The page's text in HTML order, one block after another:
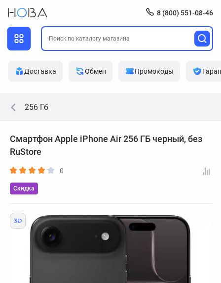
8 (800) 551-08-46
Доставка Обмен Промокоды
256 Гб
Смартфон Apple iPhone Air 256 ГБ черный, без
RuStore
0
Скидка